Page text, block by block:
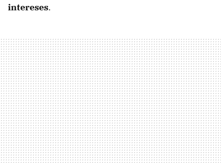
intereses.